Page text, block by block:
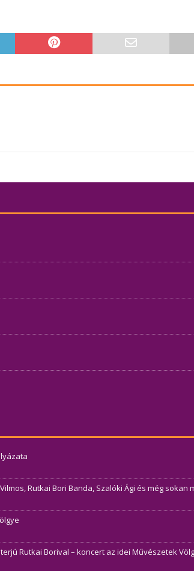
Rutkai Bori Banda, Szalóki Ági és még sokan
Rutkai Borival – koncert az idei Művészetek